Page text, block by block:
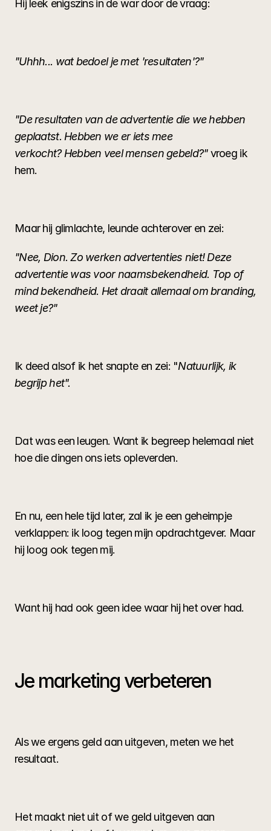
Hij leek enigszins in de war door de vraag:
"Uhhh... wat bedoel je met 'resultaten'?"
"De resultaten van de advertentie die we hebben
geplaatst. Hebben we er iets mee
verkocht? Hebben veel mensen gebeld?" vroeg ik
hem.
Maar hij glimlachte, leunde achterover en zei:
"Nee, Dion. Zo werken advertenties niet! Deze
advertentie was voor naamsbekendheid. Top of
mind bekendheid. Het draait allemaal om branding,
weet je?"
Ik deed alsof ik het snapte en zei: "Natuurlijk, ik
begrijp het".
Dat was een leugen. Want ik begreep helemaal niet
hoe die dingen ons iets opleverden.
En nu, een hele tijd later, zal ik je een geheimpje
verklappen: ik loog tegen mijn opdrachtgever. Maar
hij loog ook tegen mij.
Want hij had ook geen idee waar hij het over had.
Je marketing verbeteren
Als we ergens geld aan uitgeven, meten we het
resultaat.
Het maakt niet uit of we geld uitgeven aan